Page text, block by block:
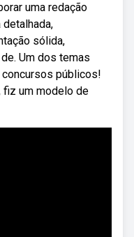
uma redação
sólida,
Um dos temas
públicos!
fiz um modelo de